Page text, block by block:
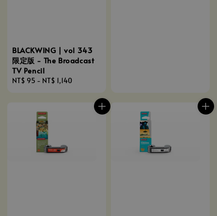
BLACKWING | vol 343
限定版 - The Broadcast
TV Pencil
Regular
NT$ 95 - NT$ 1,140